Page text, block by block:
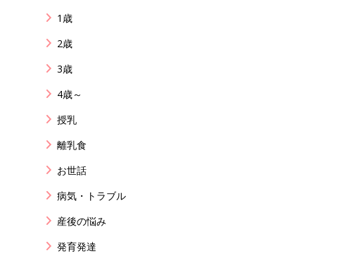
1歳
2歳
3歳
4歳～
授乳
離乳食
お世話
病気・トラブル
産後の悩み
発育発達